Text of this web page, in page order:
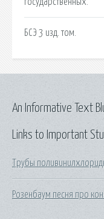
БСЭ 3 изд. том.
Links to Important
Трубы
Розенбаум песня про
An Informative Text